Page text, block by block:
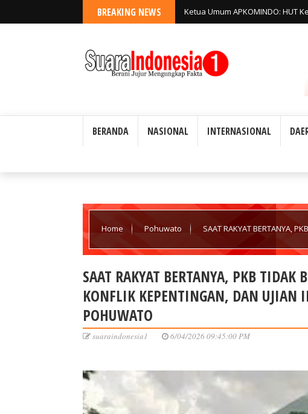
BREAKING NEWS Ketua Umum APKOMINDO: HUT
BERANDA NASIONAL INTERNASIONAL
Home Pohuwato SAAT RAKYAT BERTANYA,
SAAT RAKYAT BERTANYA, PKB
KONFLIK KEPENTINGAN, DAN UJIAN
POHUWATO
suaraindonesia1 6/04/2026 09:45:00 PM